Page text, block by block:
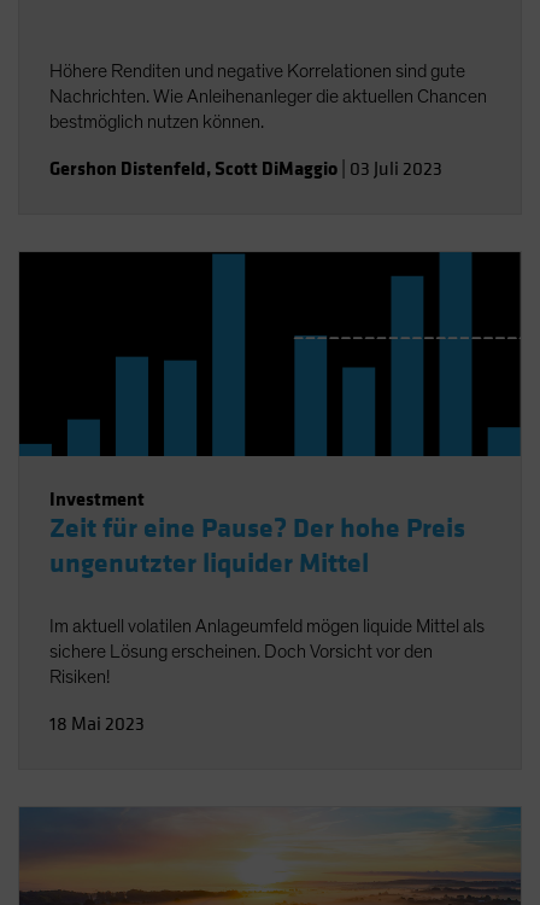
Höhere Renditen und negative Korrelationen sind gute
Nachrichten. Wie Anleihenanleger die aktuellen Chancen
bestmöglich nutzen können.
Gershon Distenfeld, Scott DiMaggio 03 Juli 2023
Investment
Zeit für eine Pause? Der hohe Preis
ungenutzter liquider Mittel
Im aktuell volatilen Anlageumfeld mögen liquide Mittel als
sichere Lösung erscheinen. Doch Vorsicht vor den
Risiken!
18 Mai 2023